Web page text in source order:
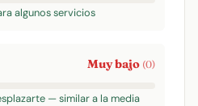
algunos servicios
Muy bajo (0)
— similar a la media